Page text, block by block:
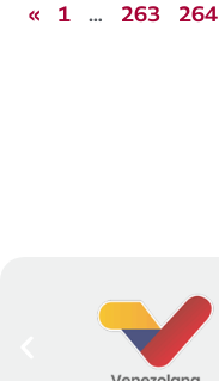
« 1 … 263 264